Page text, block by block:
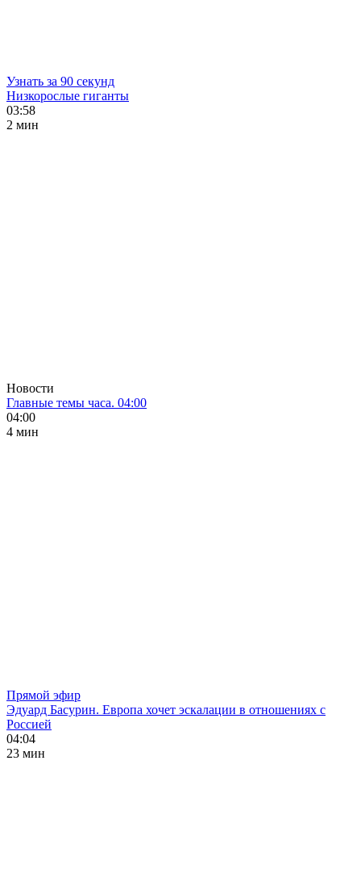
Узнать за 90 секунд
Низкорослые гиганты
03:58
2 мин
Новости
Главные темы часа. 04:00
04:00
4 мин
Прямой эфир
Эдуард Басурин. Европа хочет эскалации в отношениях с
Россией
04:04
23 мин